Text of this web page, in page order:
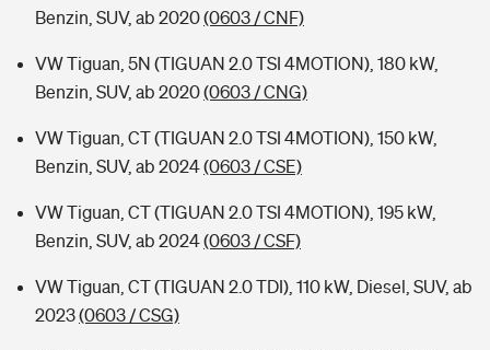
Benzin, SUV, ab 2020(0603 / CNF)
VW Tiguan, 5N (TIGUAN 2.0 TSI 4MOTION), 180 kW,
Benzin, SUV, ab 2020(0603 / CNG)
VW Tiguan, CT (TIGUAN 2.0 TSI 4MOTION), 150 kW,
Benzin, SUV, ab 2024(0603 / CSE)
VW Tiguan, CT (TIGUAN 2.0 TSI 4MOTION), 195 kW,
Benzin, SUV, ab 2024(0603 / CSF)
VW Tiguan, CT (TIGUAN 2.0 TDI), 110 kW, Diesel, SUV, ab
2023(0603 / CSG)